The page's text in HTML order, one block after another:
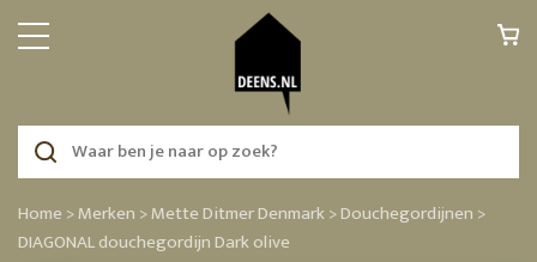
Home >Merken >Mette Ditmer Denmark >Douchegordijnen >
DIAGONAL douchegordijn Dark olive